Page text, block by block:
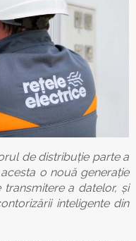
de distribuție parte a
o nouă generație
a datelor, și
inteligente din